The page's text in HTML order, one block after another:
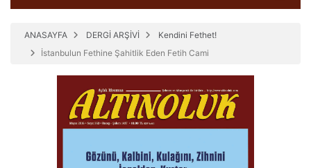
ANASAYFA DERGİ ARŞİVİ
Kendini Fethet!
İstanbulun Fethine Şahitlik Eden Fetih Cami